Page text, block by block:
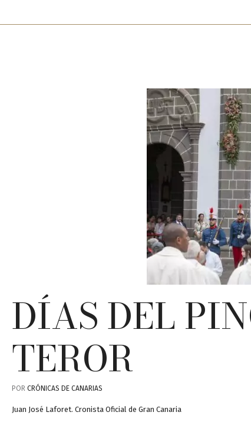
DÍAS DEL
TEROR
POR CRÓNICAS DE CANARIAS
Juan José Laforet. Cronista Oficial de Gran Canaria